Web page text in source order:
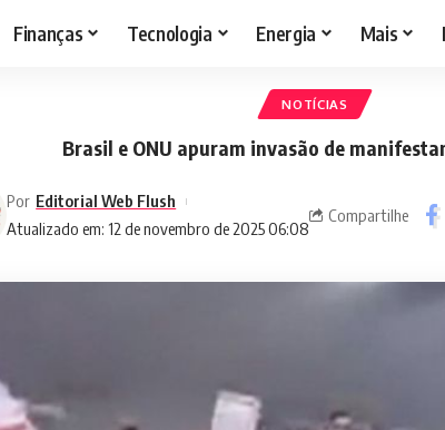
Finanças Tecnologia Energia Mais
NOTÍCIAS
Brasil e ONU apuram invasão de
Atualizado em: 12 de novembro de 2025 06:08
Por Editorial Web Flush
Compartilhe